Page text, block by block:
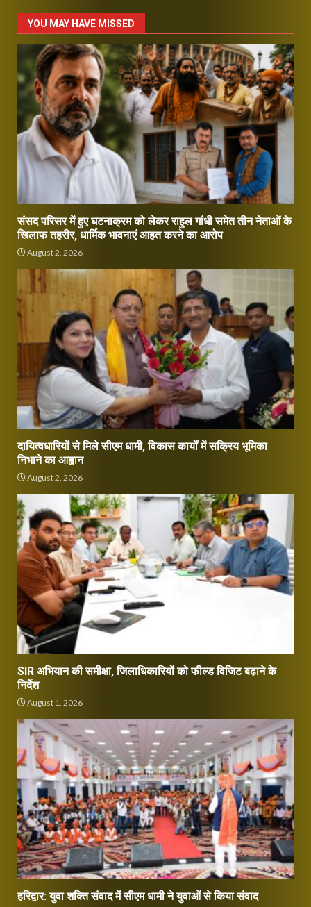
YOU MAY HAVE MISSED
संसद परिसर में हुए घटनाक्रम को लेकर राहुल गांधी समेत तीन नेताओं के
खिलाफ तहरीर, धार्मिक भावनाएं आहत करने का आरोप
August 2, 2026
दायित्वधारियों से मिले सीएम धामी, विकास कार्यों में सक्रिय भूमिका
निभाने का आह्वान
August 2, 2026
SIR अभियान की समीक्षा, जिलाधिकारियों को फील्ड विजिट बढ़ाने के
निर्देश
August 1, 2026
हरिद्वार: युवा शक्ति संवाद में सीएम धामी ने युवाओं से किया संवाद